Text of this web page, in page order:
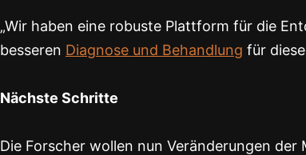
„Wir haben eine robuste Plattform für die
besseren Diagnose und Behandlung für
Nächste Schritte
Die Forscher wollen nun Veränderungen